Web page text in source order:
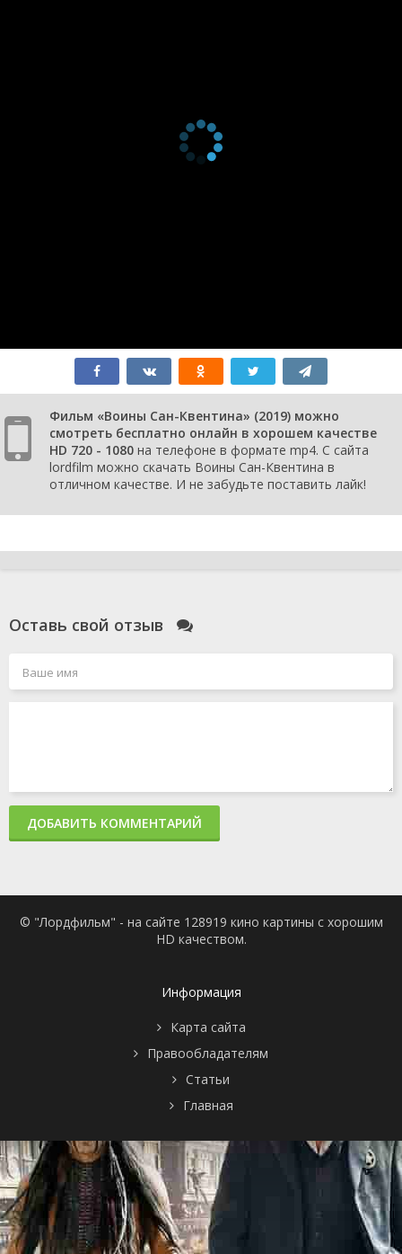
Фильм «Воины Сан-Квентина» (2019) можно
смотреть бесплатно онлайн в хорошем качестве
HD 720 - 1080 на телефоне в формате mp4. С сайта
lordfilm можно скачать Воины Сан-Квентина в
отличном качестве. И не забудьте поставить лайк!
Оставь свой отзыв
ДОБАВИТЬ КОММЕНТАРИЙ
© "Лордфильм" - на сайте 128919 кино картины с хорошим
HD качеством.
Информация
Карта сайта
Правообладателям
Статьи
Главная